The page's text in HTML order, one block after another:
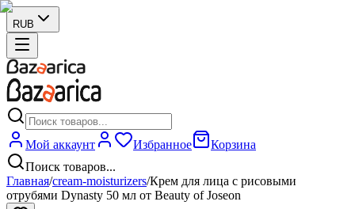
RUB
Мой аккаунт Избранное
Корзина
Поиск товаров...
Главная/cream-moisturizers/Крем для лица с рисовыми
отрубями Dynasty 50 мл от Beauty of Joseon